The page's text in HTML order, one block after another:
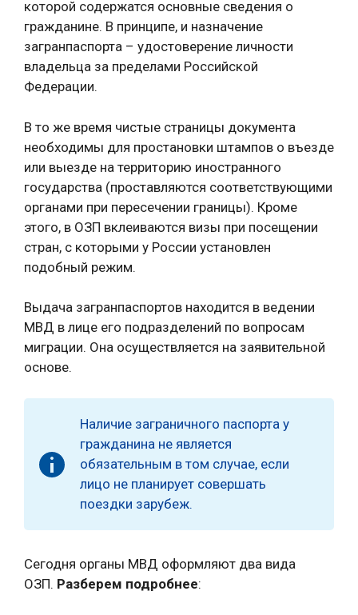
которой содержатся основные сведения о
гражданине. В принципе, и назначение
загранпаспорта – удостоверение личности
владельца за пределами Российской
Федерации.
В то же время чистые страницы документа
необходимы для простановки штампов о въезде
или выезде на территорию иностранного
государства (проставляются соответствующими
органами при пересечении границы). Кроме
этого, в ОЗП вклеиваются визы при посещении
стран, с которыми у России установлен
подобный режим.
Выдача загранпаспортов находится в ведении
МВД в лице его подразделений по вопросам
миграции. Она осуществляется на заявительной
основе.
Наличие заграничного паспорта у
гражданина не является
обязательным в том случае, если
лицо не планирует совершать
поездки зарубеж.
Сегодня органы МВД оформляют два вида
ОЗП. Разберем подробнее: